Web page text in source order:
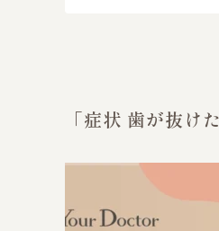
「症状 歯が抜け